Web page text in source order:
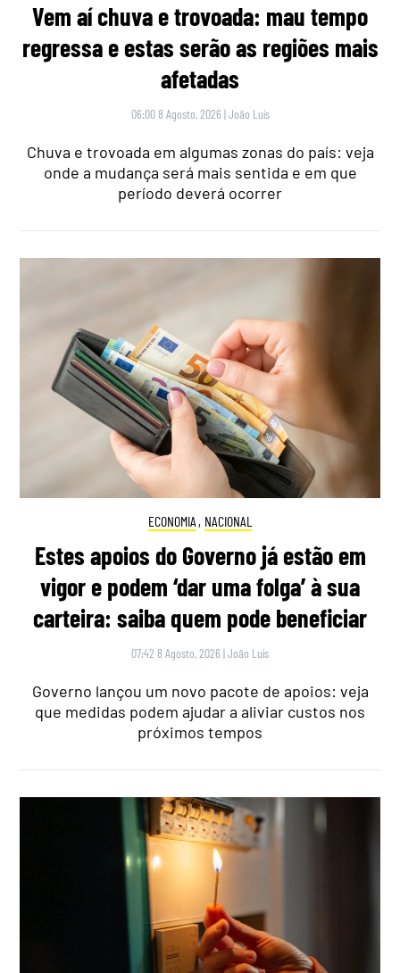
Vem aí chuva e trovoada: mau tempo
regressa e estas serão as regiões mais
afetadas
06:00 8 Agosto, 2026 |João Luís
Chuva e trovoada em algumas zonas do país: veja
onde a mudança será mais sentida e em que
período deverá ocorrer
ECONOMIA , NACIONAL
Estes apoios do Governo já estão em
vigor e podem ‘dar uma folga’ à sua
carteira: saiba quem pode beneficiar
07:42 8 Agosto, 2026 |João Luís
Governo lançou um novo pacote de apoios: veja
que medidas podem ajudar a aliviar custos nos
próximos tempos